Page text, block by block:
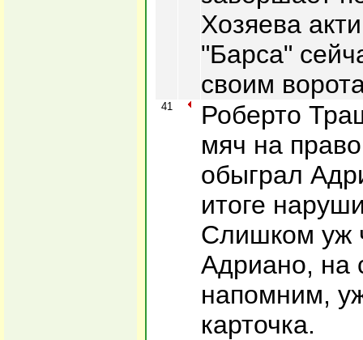
Хозяева
"Барса"
своим
41
Роберто
мяч на
обыграл
итоге
Слишком уж
Адриано, на
напомним,
карточка.